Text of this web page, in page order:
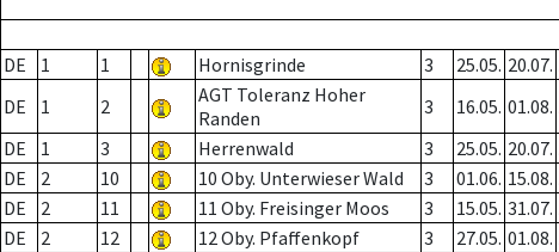
DE
1 1 Hornisgrinde 3 25.05. 20.07.
DE
1 2
AGT Toleranz Hoher
Randen
3 16.05. 01.08.
DE
1 3 Herrenwald 3 25.05. 20.07.
DE
2 10 10 Oby. Unterwieser Wald 3 01.06. 15.08.
DE
2 11 11 Oby. Freisinger Moos 3 15.05. 31.07.
DE
2 12 12 Oby. Pfaffenkopf 3 27.05. 01.08.